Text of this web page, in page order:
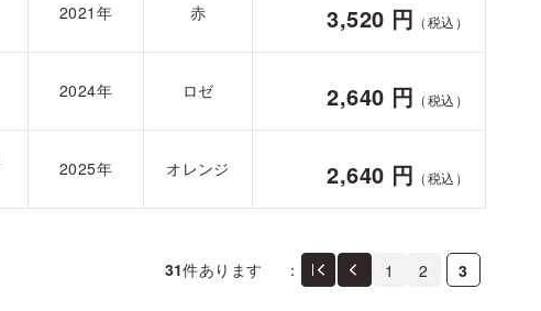
2021年 赤 3,520 円 （税込）
2024年 ロゼ 2,640 円 （税込）
2025年 オレンジ 2,640 円 （税込）
31件あります ： 1 2 3